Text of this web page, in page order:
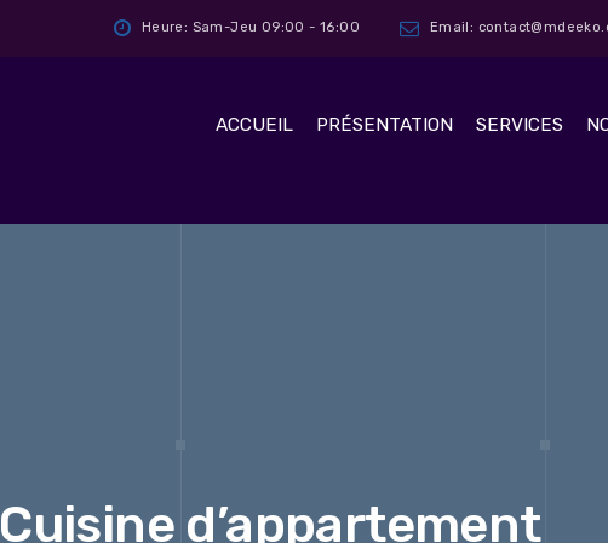
Heure: Sam-Jeu 09:00 - 16:00 Email:
ACCUEIL PRÉSENTATION SERVICES
Cuisine d’appartement